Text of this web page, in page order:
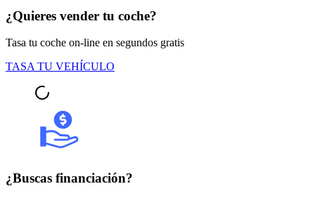
¿Quieres vender tu coche?
Tasa tu coche on-line en segundos gratis
TASA TU VEHÍCULO
¿Buscas financiación?